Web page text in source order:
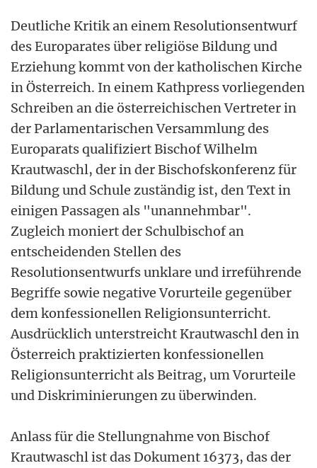
Deutliche Kritik an einem Resolutionsentwurf
des Europarates über religiöse Bildung und
Erziehung kommt von der katholischen Kirche
in Österreich. In einem Kathpress vorliegenden
Schreiben an die österreichischen Vertreter in
der Parlamentarischen Versammlung des
Europarats qualifiziert Bischof Wilhelm
Krautwaschl, der in der Bischofskonferenz für
Bildung und Schule zuständig ist, den Text in
einigen Passagen als "unannehmbar".
Zugleich moniert der Schulbischof an
entscheidenden Stellen des
Resolutionsentwurfs unklare und irreführende
Begriffe sowie negative Vorurteile gegenüber
dem konfessionellen Religionsunterricht.
Ausdrücklich unterstreicht Krautwaschl den in
Österreich praktizierten konfessionellen
Religionsunterricht als Beitrag, um Vorurteile
und Diskriminierungen zu überwinden.
Anlass für die Stellungnahme von Bischof
Krautwaschl ist das Dokument 16373, das der